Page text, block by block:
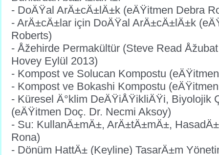
- DoÄŸal ArÄ±cÄ±lÄ±k (eÄŸitmen Debra
- ArÄ±cÄ±lar için DoÄŸal ArÄ±cÄ±lÄ±k
Roberts)
- Åžehirde Permakültür (Steve Read
Hovey Eylül 2013)
- Kompost ve Solucan Kompostu
- Kompost ve Bokashi Kompostu
- Küresel Ä°klim DeÄŸiÅŸikliÄŸi, Biyolojik
(eÄŸitmen Doç. Dr. Necmi Aksoy)
- Su: KullanÄ±mÄ±, ArÄ±tÄ±mÄ±,
Rona)
- Dönüm HattÄ± (Keyline) TasarÄ±m